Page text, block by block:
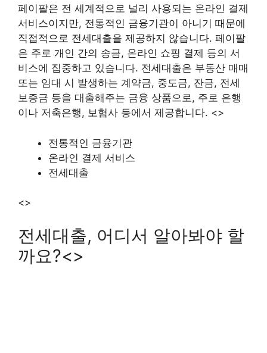
페이팔은 전 세계적으로 널리 사용되는 온라인 결제
서비스이지만, 전통적인 금융기관이 아니기 때문에
직접적으로 전세대출을 제공하지 않습니다. 페이팔
은 주로 개인 간의 송금, 온라인 쇼핑 결제 등의 서
비스에 집중하고 있습니다. 전세대출은 부동산 매매
또는 임대 시 발생하는 계약금, 중도금, 잔금, 전세
보증금 등을 대출해주는 금융 상품으로, 주로 은행
이나 저축은행, 보험사 등에서 제공합니다. <>
전통적인 금융기관
온라인 결제 서비스
전세대출
<>
전세대출, 어디서 알아봐야 할
까요?<>